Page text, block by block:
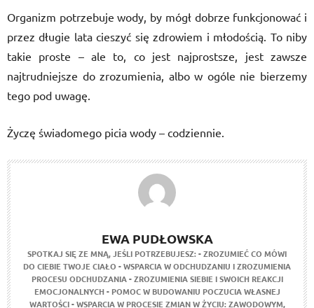
Organizm potrzebuje wody, by mógł dobrze funkcjonować i
przez długie lata cieszyć się zdrowiem i młodością. To niby
takie proste – ale to, co jest najprostsze, jest zawsze
najtrudniejsze do zrozumienia, albo w ogóle nie bierzemy
tego pod uwagę.
Życzę świadomego picia wody – codziennie.
EWA PUDŁOWSKA
SPOTKAJ SIĘ ZE MNĄ, JEŚLI POTRZEBUJESZ:- ZROZUMIEĆ CO MÓWI
DO CIEBIE TWOJE CIAŁO - WSPARCIA W ODCHUDZANIU I ZROZUMIENIA
PROCESU ODCHUDZANIA - ZROZUMIENIA SIEBIE I SWOICH REAKCJI
EMOCJONALNYCH - POMOC W BUDOWANIU POCZUCIA WŁASNEJ
WARTOŚCI- WSPARCIA W PROCESIE ZMIAN W ŻYCIU: ZAWODOWYM,